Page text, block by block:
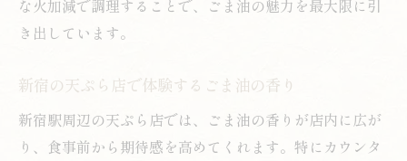
な火加減で調理することで、ごま油の魅力を最大限に引
き出しています。
新宿の天ぷら店で体験するごま油の香り
新宿駅周辺の天ぷら店では、ごま油の香りが店内に広が
り、食事前から期待感を高めてくれます。特にカウンタ